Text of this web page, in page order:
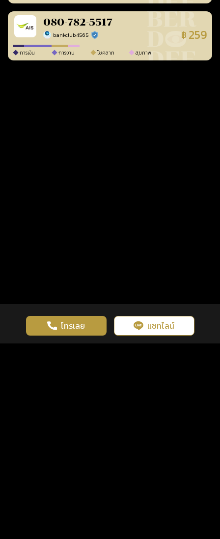
080-782-5517
bankclub4565 ร้านยืนยันแล้ว ฿ 259
การเงิน การงาน โชคลาภ สุขภาพ
โทรเลย แชทไลน์
เว็บไซต์นี้มีการใช้งานคุกกี้ เพื่อเพิ่มประสิทธิภาพและประสบการณ์ที่ดี
ในการใช้งานเว็บไซต์ นโยบายความเป็นส่วนตัว
รู้ก่อน พร้อมกว่า ทุกจังหวะชีวิต คลิกดูดวงฟรี